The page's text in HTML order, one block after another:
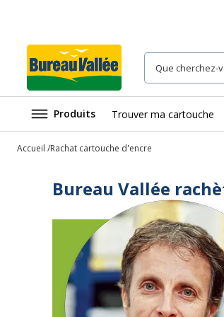
Produits Trouver ma cartouche
Accueil Rachat cartouche d'encre
Bureau Vallée